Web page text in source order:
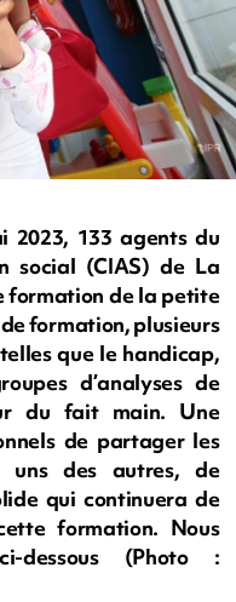
2023, 133 agents du
social (CIAS) de La
formation de la petite
formation, plusieurs
que le handicap,
d’analyses de
du fait main. Une
de partager les
uns des autres, de
qui continuera de
formation. Nous
dessous (Photo :